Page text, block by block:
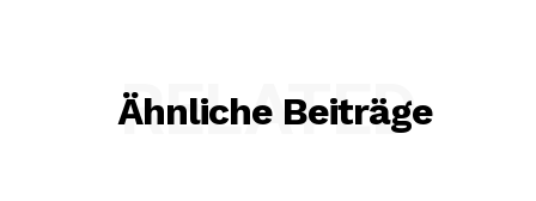
Ähnliche Beiträge
RELATED